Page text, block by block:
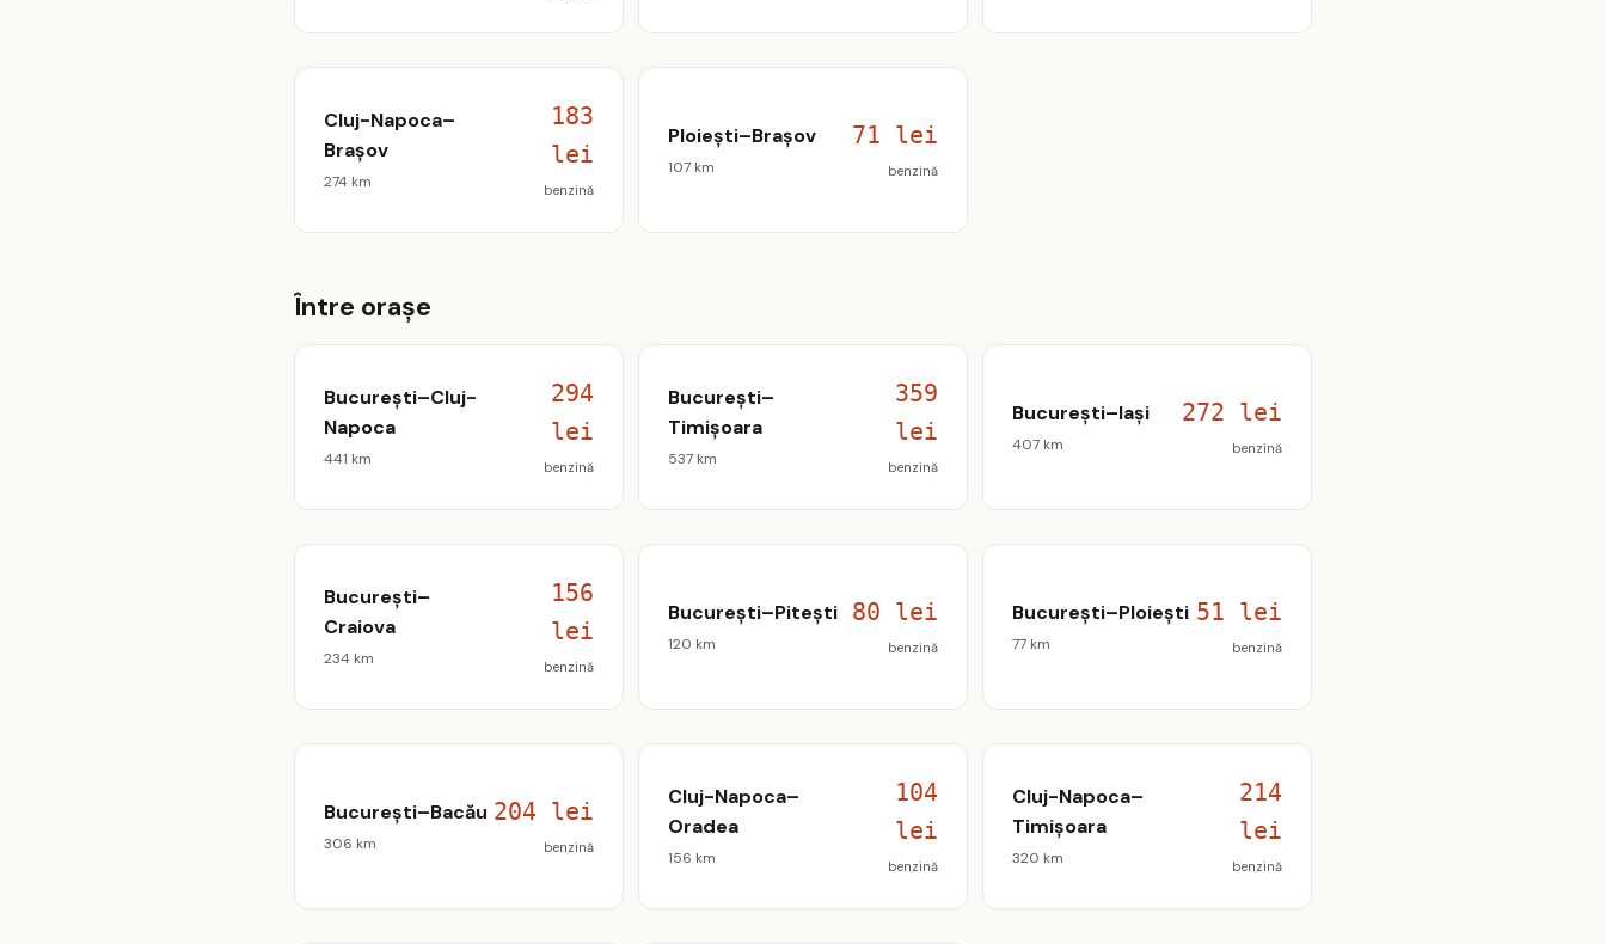
Cluj-Napoca–
Brașov
274 km
183
lei
benzină
Ploiești–Brașov
107 km
71 lei
benzină
Între orașe
București–Cluj-
Napoca
441 km
294
lei
benzină
București–
Timișoara
537 km
359
lei
benzină
București–Iași
407 km
272 lei
benzină
București–
Craiova
234 km
156
lei
benzină
București–Pitești
120 km
80 lei
benzină
București–Ploiești
77 km
51 lei
benzină
București–Bacău
306 km
204 lei
benzină
Cluj-Napoca–
Oradea
156 km
104
lei
benzină
Cluj-Napoca–
Timișoara
320 km
214
lei
benzină